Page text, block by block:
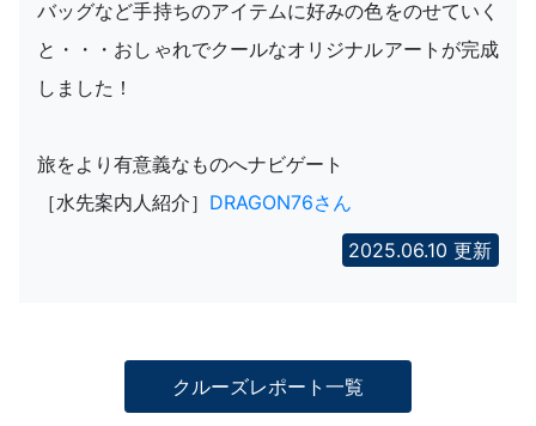
バッグなど手持ちのアイテムに好みの色をのせていく
と・・・おしゃれでクールなオリジナルアートが完成
しました！
旅をより有意義なものへナビゲート
［水先案内人紹介］ DRAGON76さん
2025.06.10 更新
クルーズレポート一覧